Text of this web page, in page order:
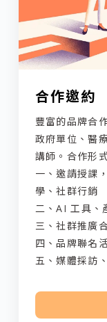
合作邀約
豐富的品牌合
政府單位、醫
講師。合作形
一、邀請授課
學、社群行銷
二、AI 工具、
三、社群推廣
四、品牌聯名
五、媒體採訪